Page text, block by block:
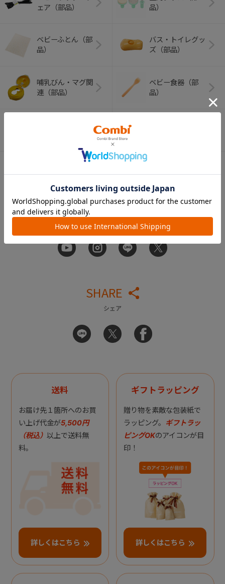
ェア（部品）
品）
ベビーふとん（部
品）
バス・トイレグッ
ズ（部品）
哺乳びん・マグ関
連（部品）
ベビー食器（部
品）
APP
コンビ 公式アカウント
SHARE
シェア
送料
お届け先１箇所へのお買
い上げ代金が5,500円
（税込） 以上で送料無
料。
詳しくはこちら
ギフトラッピング
贈り物を素敵な包装紙で
ラッピング。 ギフトラッ
ピングOKのアイコンが目
印！
詳しくはこちら